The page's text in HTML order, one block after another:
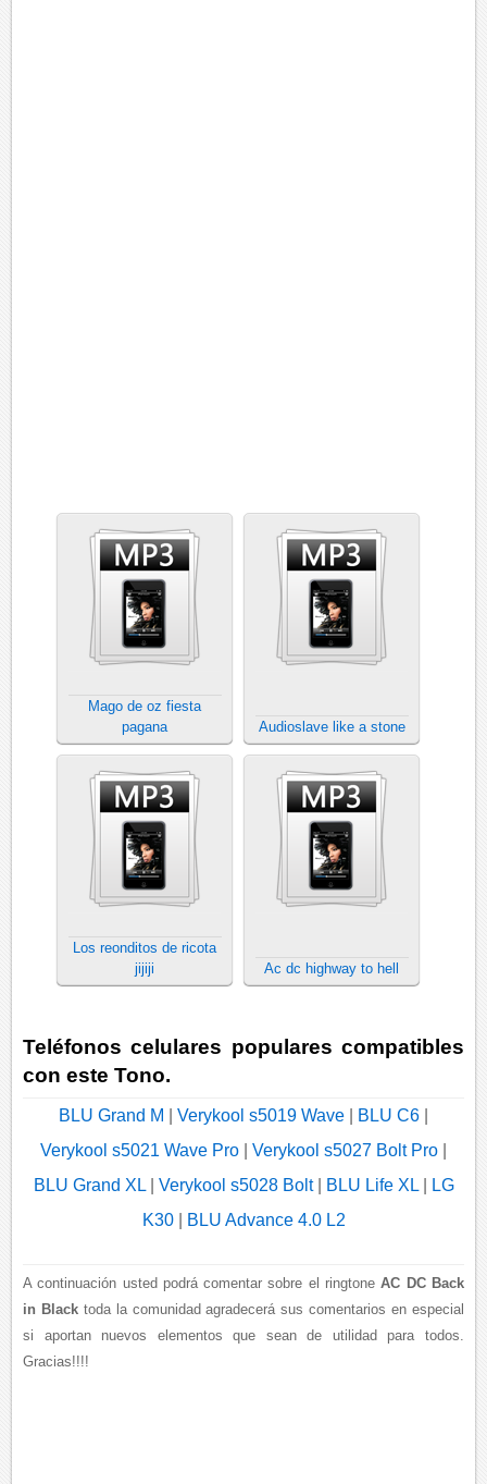
Mago de oz fiesta
pagana
Audioslave like a stone
Los reonditos de ricota
jijiji
Ac dc highway to hell
Teléfonos celulares populares compatibles
con este Tono.
BLU Grand M Verykool s5019 Wave BLU C6
Verykool s5021 Wave Pro
Verykool s5027 Bolt Pro
BLU Grand XL| Verykool s5028 Bolt| BLU Life XL|
LG
K30| BLU Advance 4.0 L2
A continuación usted podrá comentar sobre el ringtoneAC DC Back
in Black toda la comunidad agradecerá sus comentarios en especial
si aportan nuevos elementos que sean de utilidad para todos.
Gracias!!!!